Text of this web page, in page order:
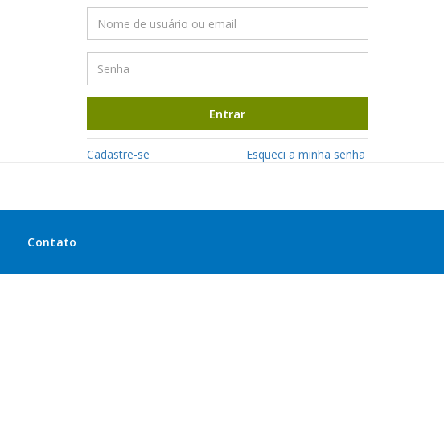
Entrar
Cadastre-se Esqueci a minha senha
Contato